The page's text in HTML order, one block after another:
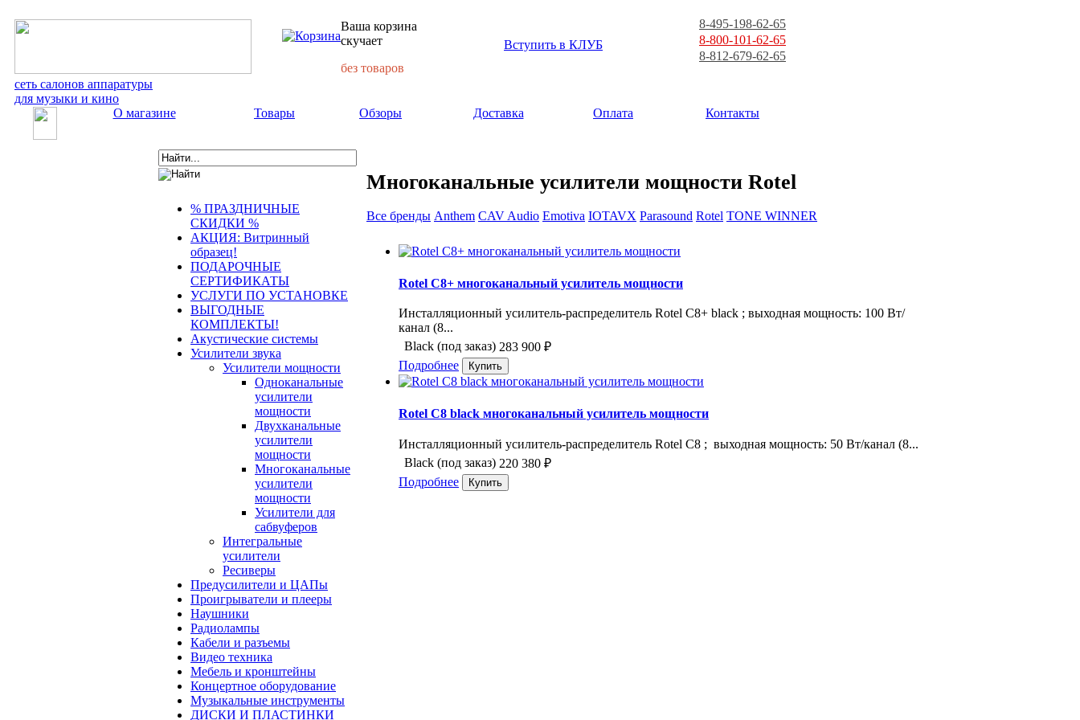
сеть салонов аппаратуры
для музыки и кино
Ваша корзина
скучает
без товаров
Вступить в КЛУБ
8-495-198-62-65
8-800-101-62-65
8-812-679-62-65
О магазине Товары Обзоры Доставка Оплата Контакты
% ПРАЗДНИЧНЫЕ
СКИДКИ %
АКЦИЯ: Витринный
образец!
ПОДАРОЧНЫЕ
СЕРТИФИКАТЫ
УСЛУГИ ПО УСТАНОВКЕ
ВЫГОДНЫЕ
КОМПЛЕКТЫ!
Акустические системы
Усилители звука
Усилители мощности
Одноканальные
усилители
мощности
Двухканальные
усилители
мощности
Многоканальные
усилители
мощности
Усилители для
сабвуферов
Интегральные
усилители
Ресиверы
Предусилители и ЦАПы
Проигрыватели и плееры
Наушники
Радиолампы
Кабели и разъемы
Видео техника
Мебель и кронштейны
Концертное оборудование
Музыкальные инструменты
ДИСКИ И ПЛАСТИНКИ
Многоканальные усилители мощности Rotel
Все бренды Anthem CAV Audio Emotiva IOTAVX Parasound Rotel TONE WINNER
Rotel C8+ многоканальный усилитель мощности
Инсталляционный усилитель-распределитель Rotel C8+ black ; выходная мощность: 100 Вт/
канал (8...
Black (под заказ) 283 900 ₽
Подробнее
Rotel C8 black многоканальный усилитель мощности
Инсталляционный усилитель-распределитель Rotel C8 ; выходная мощность: 50 Вт/канал (8...
Black (под заказ) 220 380 ₽
Подробнее